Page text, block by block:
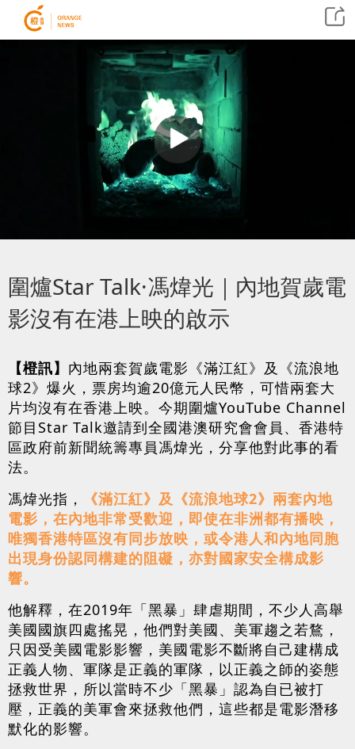
圍爐Star Talk·馮煒光｜內地賀歲電
影沒有在港上映的啟示
【橙訊】 內地兩套賀歲電影《滿江紅》及《流浪地
球2》爆火，票房均逾20億元人民幣，可惜兩套大
片均沒有在香港上映。今期圍爐YouTube Channel
節目Star Talk邀請到全國港澳研究會會員、香港特
區政府前新聞統籌專員馮煒光，分享他對此事的看
法。
馮煒光指，
《滿江紅》及《流浪地球2》兩套內地
電影，在內地非常受歡迎，即使在非洲都有播映，
唯獨香港特區沒有同步放映，或令港人和內地同胞
出現身份認同構建的阻礙，亦對國家安全構成影
響。
他解釋，在2019年「黑暴」肆虐期間，不少人高舉
美國國旗四處搖晃，他們對美國、美軍趨之若鶩，
只因受美國電影影響，美國電影不斷將自己建構成
正義人物、軍隊是正義的軍隊，以正義之師的姿態
拯救世界，所以當時不少「黑暴」認為自已被打
壓，正義的美軍會來拯救他們，這些都是電影潛移
默化的影響。